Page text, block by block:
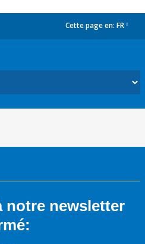
Cette page en: FR
notre newsletter